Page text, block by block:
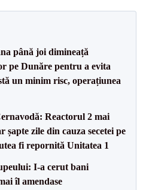
până joi dimineață
pe Dunăre pentru a evita
un minim risc, operațiunea
Reactorul 2 mai
șapte zile din cauza secetei pe
fi repornită Unitatea 1
I-a cerut bani
îl amendase